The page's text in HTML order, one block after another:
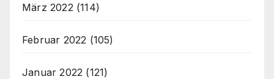
März 2022 (114)
Februar 2022 (105)
Januar 2022 (121)